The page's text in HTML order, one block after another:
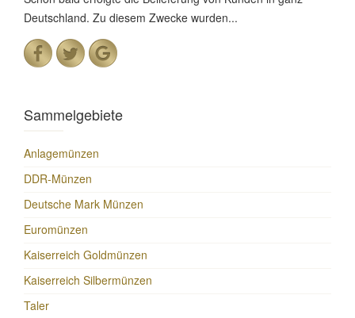
Deutschland. Zu diesem Zwecke wurden...
Sammelgebiete
Anlagemünzen
DDR-Münzen
Deutsche Mark Münzen
Euromünzen
Kaiserreich Goldmünzen
Kaiserreich Silbermünzen
Taler